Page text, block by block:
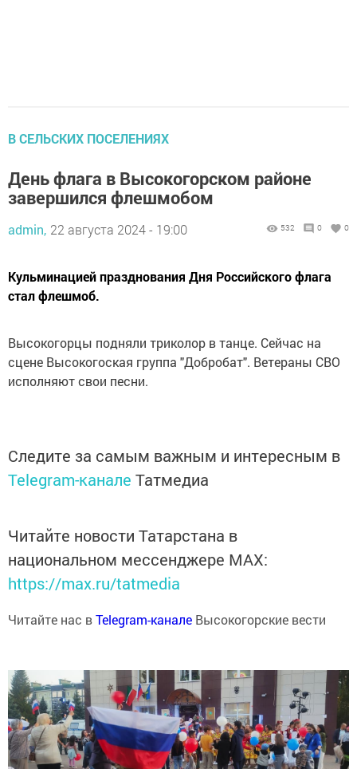
В СЕЛЬСКИХ ПОСЕЛЕНИЯХ
День флага в Высокогорском районе
завершился флешмобом
admin, 22 августа 2024 - 19:00 532 0 0
Кульминацией празднования Дня Российского флага
стал флешмоб.
Высокогорцы подняли триколор в танце. Сейчас на
сцене Высокогоская группа "Добробат". Ветераны СВО
исполняют свои песни.
Следите за самым важным и интересным в
Telegram-канале Татмедиа
Читайте новости Татарстана в
национальном мессенджере MАХ:
https://max.ru/tatmedia
Читайте нас вTelegram-канале Высокогорские вести